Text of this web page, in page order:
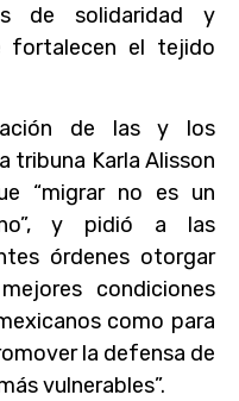
de solidaridad y
fortalecen el tejido
de las y los
tribuna Karla Alisson
“migrar no es un
y pidió a las
órdenes otorgar
condiciones
como para
la defensa de
vulnerables”.